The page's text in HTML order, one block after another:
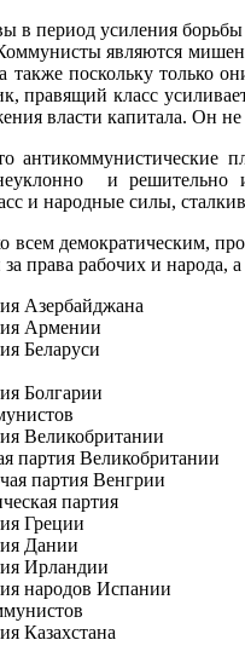
период усиления борьбы
являются
также поскольку только
правящий класс
власти капитала. Он
антикоммунистические
и решительно
и народные силы,
демократическим,
права рабочих и народа,
Азербайджана
Армении
Беларуси
Болгарии
Великобритании
партия Великобритании
партия Венгрии
партия
Греции
Дании
Ирландии
народов Испании
Казахстана